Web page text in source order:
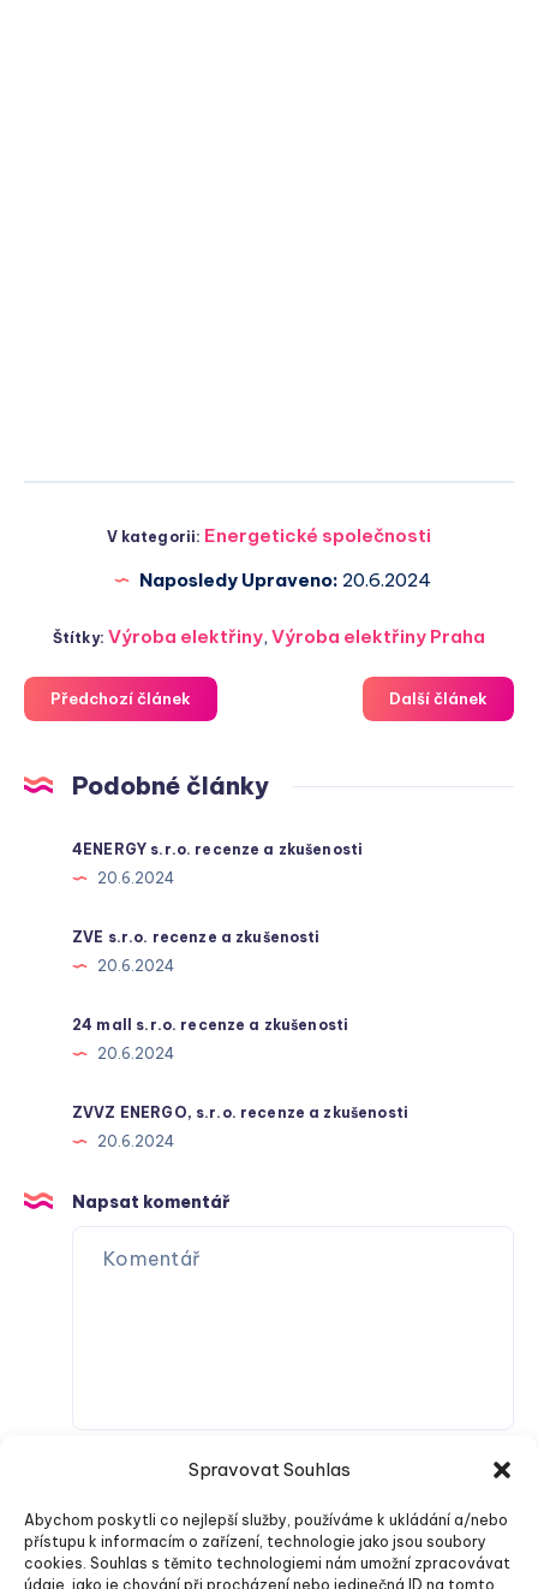
Spravovat Souhlas
Abychom poskytli co nejlepší služby, používáme k ukládání a/nebo
přístupu k informacím o zařízení, technologie jako jsou soubory
cookies. Souhlas s těmito technologiemi nám umožní zpracovávat
údaje, jako je chování při procházení nebo jedinečná ID na tomto
V kategorii: Energetické společnosti
Naposledy Upraveno: 20.6.2024
Štítky:Výroba elektřiny,Výroba elektřiny Praha
Předchozí článek Další článek
Podobné články
4ENERGY s.r.o. recenze a zkušenosti
20.6.2024
ZVE s.r.o. recenze a zkušenosti
20.6.2024
24 mall s.r.o. recenze a zkušenosti
20.6.2024
ZVVZ ENERGO, s.r.o. recenze a zkušenosti
20.6.2024
Napsat komentář